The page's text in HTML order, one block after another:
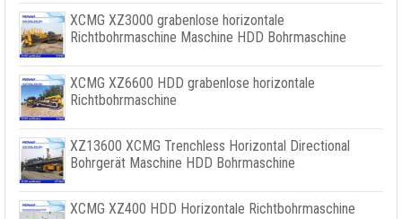
XCMG XZ3000 grabenlose horizontale
Richtbohrmaschine Maschine HDD Bohrmaschine
XCMG XZ6600 HDD grabenlose horizontale
Richtbohrmaschine
XZ13600 XCMG Trenchless Horizontal Directional
Bohrgerät Maschine HDD Bohrmaschine
XCMG XZ400 HDD Horizontale Richtbohrmaschine